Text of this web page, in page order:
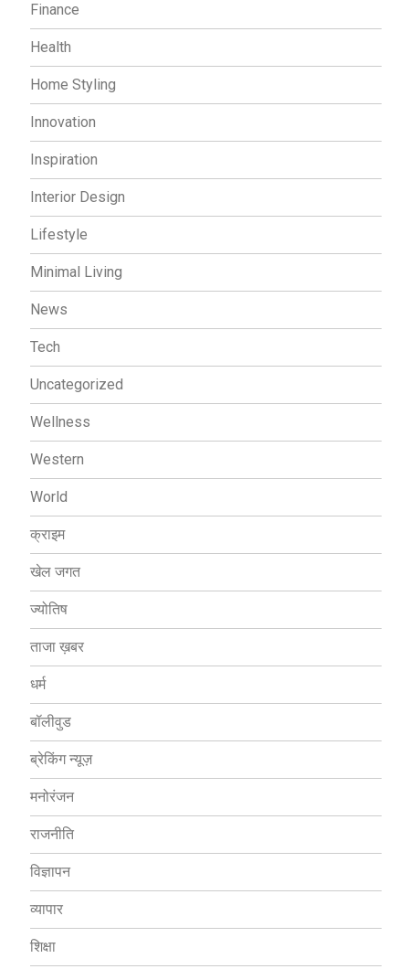
Finance
Health
Home Styling
Innovation
Inspiration
Interior Design
Lifestyle
Minimal Living
News
Tech
Uncategorized
Wellness
Western
World
क्राइम
खेल जगत
ज्योतिष
ताजा ख़बर
धर्म
बॉलीवुड
ब्रेकिंग न्यूज़
मनोरंजन
राजनीति
विज्ञापन
व्यापार
शिक्षा